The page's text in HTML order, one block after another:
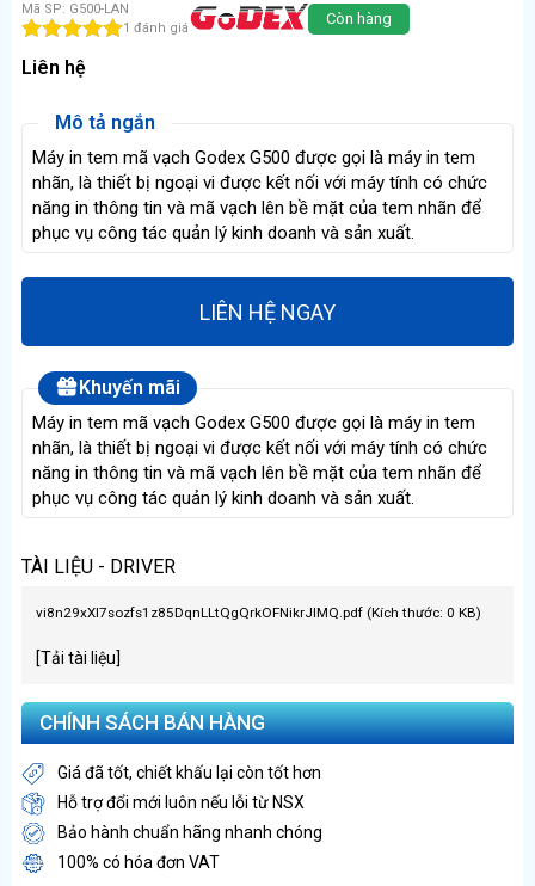
Mã SP: G500-LAN
1 đánh giá
Còn hàng
Liên hệ
Mô tả ngắn
Máy in tem mã vạch Godex G500 được gọi là máy in tem
nhãn, là thiết bị ngoại vi được kết nối với máy tính có chức
năng in thông tin và mã vạch lên bề mặt của tem nhãn để
phục vụ công tác quản lý kinh doanh và sản xuất.
LIÊN HỆ NGAY
Khuyến mãi
Máy in tem mã vạch Godex G500 được gọi là máy in tem
nhãn, là thiết bị ngoại vi được kết nối với máy tính có chức
năng in thông tin và mã vạch lên bề mặt của tem nhãn để
phục vụ công tác quản lý kinh doanh và sản xuất.
TÀI LIỆU - DRIVER
vi8n29xXI7sozfs1z85DqnLLtQgQrkOFNikrJIMQ.pdf (Kích thước: 0 KB)
[Tải tài liệu]
CHÍNH SÁCH BÁN HÀNG
Giá đã tốt, chiết khấu lại còn tốt hơn
Hỗ trợ đổi mới luôn nếu lỗi từ NSX
Bảo hành chuẩn hãng nhanh chóng
100% có hóa đơn VAT